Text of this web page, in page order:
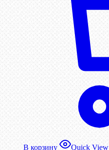
В корзину Quick View